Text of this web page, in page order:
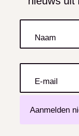
Naam
E-mail
Aanmelden